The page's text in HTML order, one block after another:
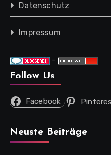
Datenschutz
Impressum
-
Follow Us
Facebook
Neuste Beiträge